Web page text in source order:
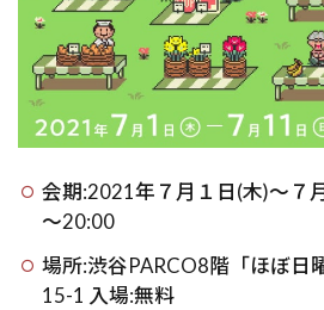
会期:2021年７月１日(木)～７
～20:00
場所:渋谷PARCO8階「ほぼ日
15-1 入場:無料